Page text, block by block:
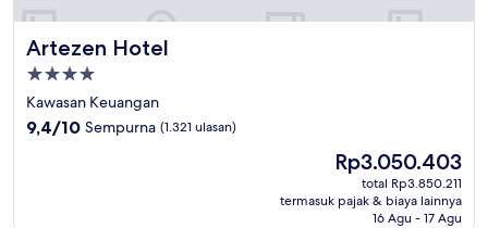
Artezen Hotel
Artezen Hotel
Properti
bintang
4.0
Kawasan Keuangan
9.4
9,4/10 Sempurna (1.321 ulasan)
Harga
sekarang
Rp3.050.403
Rp3.050.403
total Rp3.850.211
termasuk pajak & biaya lainnya
16 Agu - 17 Agu